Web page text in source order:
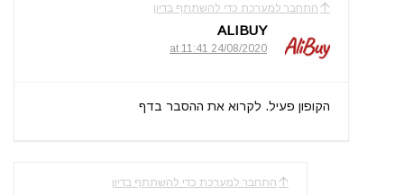
התחבר למערכת כדי להשתתף בדיון
ALIBUY
24/08/2020 at 11:41
הקופון פעיל. לקרוא את ההסבר בדף
התחבר למערכת כדי להשתתף בדיון